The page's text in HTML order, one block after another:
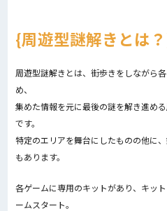
周遊型謎解きとは？
周遊型謎解きとは、街歩きをしながら
め、
集めた情報を元に最後の謎を解き進める
です。
特定のエリアを舞台にしたものの他に
もあります。
各ゲームに専用のキットがあり、キッ
ームスタート。